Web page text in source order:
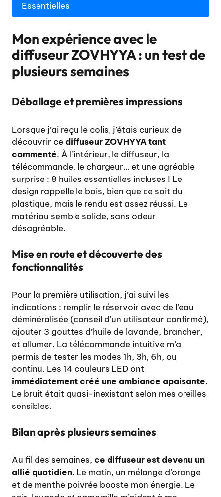
Essentielles
Mon expérience avec le
diffuseur ZOVHYYA : un test de
plusieurs semaines
Déballage et premières impressions
Lorsque j’ai reçu le colis, j’étais curieux de
découvrir cediffuseur ZOVHYYA tant
commenté. À l’intérieur, le diffuseur, la
télécommande, le chargeur… et une agréable
surprise : 8 huiles essentielles incluses ! Le
design rappelle le bois, bien que ce soit du
plastique, mais le rendu est assez réussi. Le
matériau semble solide, sans odeur
désagréable.
Mise en route et découverte des
fonctionnalités
Pour la première utilisation, j’ai suivi les
indications : remplir le réservoir avec de l’eau
déminéralisée (conseil d’un utilisateur confirmé),
ajouter 3 gouttes d’huile de lavande, brancher,
et allumer. La télécommande intuitive m’a
permis de tester les modes 1h, 3h, 6h, ou
continu. Les 14 couleurs LED ont
immédiatement créé une ambiance apaisante.
Le bruit était quasi-inexistant selon mes oreilles
sensibles.
Bilan après plusieurs semaines
Au fil des semaines, ce diffuseur est devenu un
allié quotidien. Le matin, un mélange d’orange
et de menthe poivrée booste mon énergie. Le